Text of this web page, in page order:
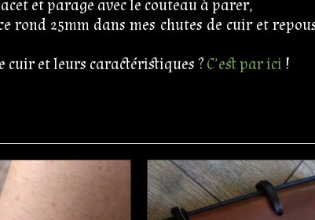
et parage avec le couteau à parer,
rond 25mm dans mes chutes de cuir et
cuir et leurs caractéristiques ?C’est par ici !